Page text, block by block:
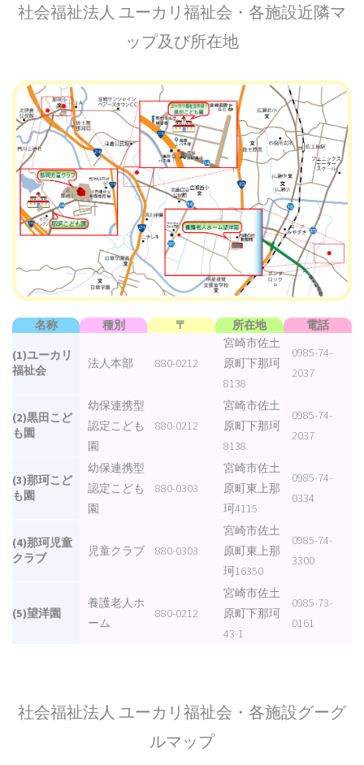
社会福祉法人 ユーカリ福祉会・各施設近隣マ
ップ及び所在地
名称 種別 〒 所在地 電話
(1)ユーカリ
福祉会
法人本部 880-0212
宮崎市佐土
原町下那珂
8138
0985-74-
2037
(2)黒田こど
も園
幼保連携型
認定こども
園
880-0212
宮崎市佐土
原町下那珂
8138
0985-74-
2037
(3)那珂こど
も園
幼保連携型
認定こども
園
880-0303
宮崎市佐土
原町東上那
珂4115
0985-74-
0334
(4)那珂児童
クラブ
児童クラブ 880-0303
宮崎市佐土
原町東上那
珂16350
0985-74-
3300
(5)望洋園
養護老人ホ
ーム
880-0212
宮崎市佐土
原町下那珂
43-1
0985-73-
0161
社会福祉法人 ユーカリ福祉会・各施設グーグ
ルマップ